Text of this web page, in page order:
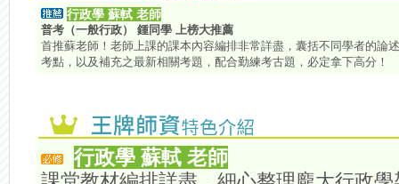
行政學 蘇軾 老師
普考（一般行政） 鍾同學 上榜大推薦
首推蘇老師！老師上課的課本內容編排非常詳盡，囊括不同學者的論
考點，以及補充之最新相關考題，配合勤練考古題，必定拿下高分！
行政學 蘇軾 老師